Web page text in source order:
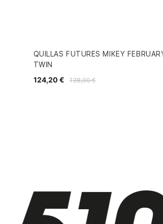
QUILLAS FUTURES MIKEY
TWIN
138,00 €
124,20 €